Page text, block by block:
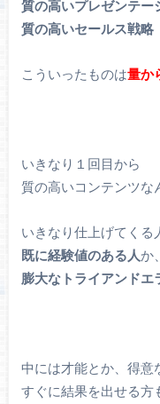
質の高いプレゼンテー
質の高いセールス戦略
こういったものは量か
いきなり１回目から
質の高いコンテンツな
いきなり仕上げてくる
既に経験値のある人か、
膨大なトライアンドエ
中には才能とか、得意
すぐに結果を出せる方